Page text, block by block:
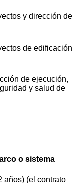
y dirección de
de edificación
de ejecución,
y salud de
o sistema
años) (el contrato